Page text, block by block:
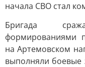
начала СВО стал
Бригада
формированиями
на Артемовском
выполняли боевые